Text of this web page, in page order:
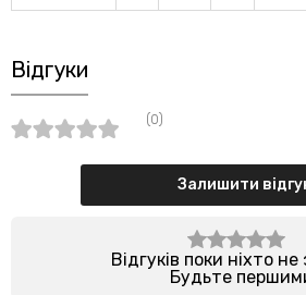
Відгуки
(0)
Залишити
Відгуків поки ніхто
Будьте